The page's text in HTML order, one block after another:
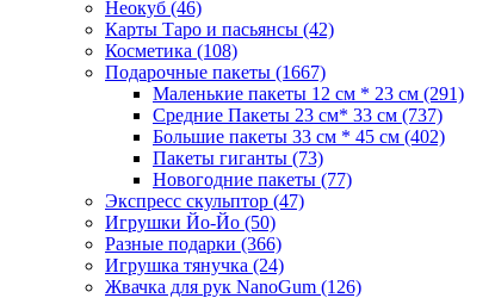
Неокуб (46)
Карты Таро и пасьянсы (42)
Косметика (108)
Подарочные пакеты (1667)
Маленькие пакеты 12 см * 23 см (291)
Средние Пакеты 23 см* 33 см (737)
Большие пакеты 33 см * 45 см (402)
Пакеты гиганты (73)
Новогодние пакеты (77)
Экспресс скульптор (47)
Игрушки Йо-Йо (50)
Разные подарки (366)
Игрушка тянучка (24)
Жвачка для рук NanoGum (126)